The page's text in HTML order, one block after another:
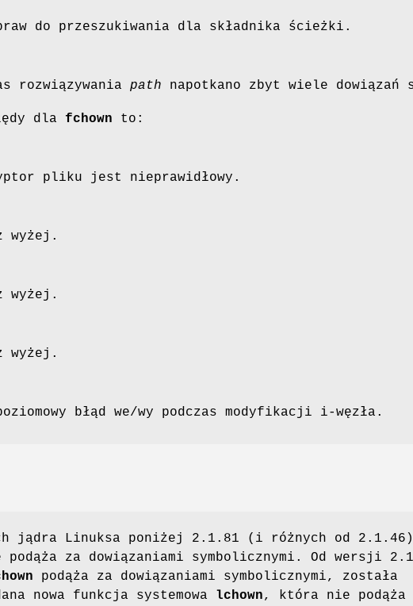
do przeszukiwania dla składnika ścieżki.
rozwiązywania path napotkano zbyt wiele dowiązań
dla fchown to:
pliku jest nieprawidłowy.
wyżej.
wyżej.
wyżej.
błąd we/wy podczas modyfikacji i-węzła.
jądra Linuksa poniżej 2.1.81 (i różnych od 2.1.46)
podąża za dowiązaniami symbolicznymi. Od wersji
podąża za dowiązaniami symbolicznymi, została
nowa funkcja systemowa lchown, która nie podąża